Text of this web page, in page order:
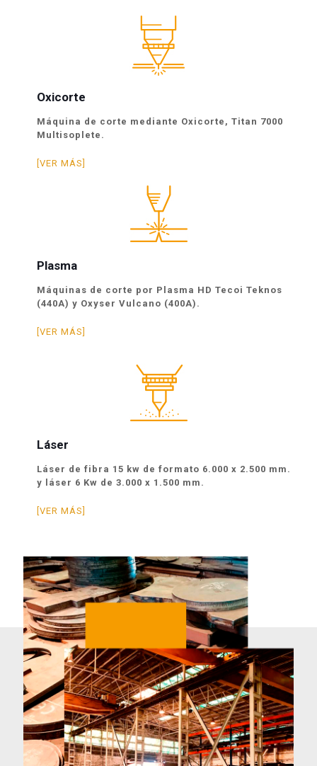
Oxicorte
Máquina de corte mediante Oxicorte, Titan 7000
Multisoplete.
[VER MÁS]
Plasma
Máquinas de corte por Plasma HD Tecoi Teknos
(440A) y Oxyser Vulcano (400A).
[VER MÁS]
Láser
Láser de fibra 15 kw de formato 6.000 x 2.500 mm.
y láser 6 Kw de 3.000 x 1.500 mm.
[VER MÁS]